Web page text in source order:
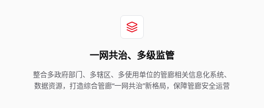
一网共治、多级监管
整合多政府部门、多辖区、多使用单位的管廊相关信息化系统、
数据资源，打造综合管廊“一网共治”新格局，保障管廊安全运营